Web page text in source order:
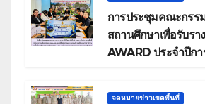
การประชุมคณะกรร
สถานศึกษาเพื่อรับรา
AWARD ประจำปีก
จดหมายข่าวเขตพื้นที่